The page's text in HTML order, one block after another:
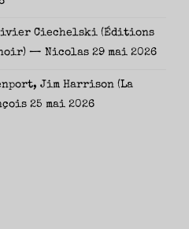
Ciechelski (Éditions
noir) — Nicolas 29 mai 2026
Jim Harrison (La
25 mai 2026